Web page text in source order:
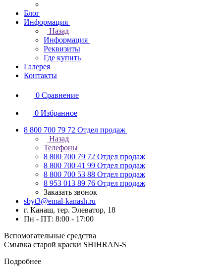
Блог
Информация
Назад
Информация
Реквизиты
Где купить
Галерея
Контакты
0 Сравнение
0 Избранное
8 800 700 79 72 Отдел продаж
Назад
Телефоны
8 800 700 79 72 Отдел продаж
8 800 700 41 99 Отдел продаж
8 800 700 53 88 Отдел продаж
8 953 013 89 76 Отдел продаж
Заказать звонок
sbyt3@emal-kanash.ru
г. Канаш, тер. Элеватор, 18
Пн - ПТ: 8:00 - 17:00
Вспомогательные средства
Смывка старой краски SHIHRAN-S
Подробнее